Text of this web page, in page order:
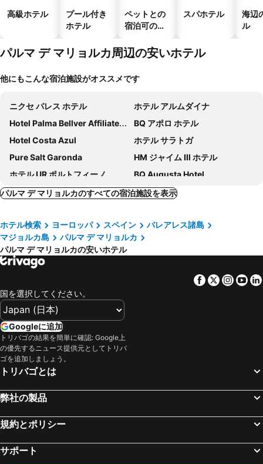
高級ホテル
プール付き
ホテル
ペットとの
宿泊可のホ
スパホテル
海辺
ル
パルマ デ マリョルカ周辺の安いホテル
他にもこんな宿泊施設がオススメです
ニクセ パレス ホテル
ホテル アルムダイナ
Hotel Palma Bellver Affiliated by Meliá
BQ アポロ ホテル
Hotel Costa Azul
ホテル サラトガ
Pure Salt Garonda
HM ジャイム Ⅲ ホテル
ホテル UR ポルトフィーノ
BQ Augusta Hotel
BQ ベルベデーレ ホテル
ホテル ジョアン ミロ
Hotel Don Pepe - Adults Only
ホテル イスラ マヨルカ & スパ
GPRO Valparaiso Palace & Spa
Hotel Aya
Meliá Palma Marina
Hotel Amic Colón
ホテル スルバラン
Boutique Hotel Petit Montision
ホテル アルマダムス
シェラトン マヨルカ アラベラ ゴルフ ホテル
Europe Playa Marina - Adults Only
BQ アグアマリナ ブティック ホテル
FERGUS Style Palma Beach
Alua Calvia Mallorca
Es Princep
HM Palma Blanc
パルマ デ マリョルカのすべての宿泊施設を表示
ホテル検索 ヨーロッパ スペイン
バレアレス諸島
マジョルカ島
パルマ デ マリョルカ
パルマ デ マリョルカの安いホテル
Facebook
Twitter
国を選択してください。
Googleに追加
トリバゴの結果を簡単に確認: Google上
の優先するニュース提供元としてトリバ
ゴを追加しましょう。
トリバゴとは
弊社の製品
規約とポリシー
サポート